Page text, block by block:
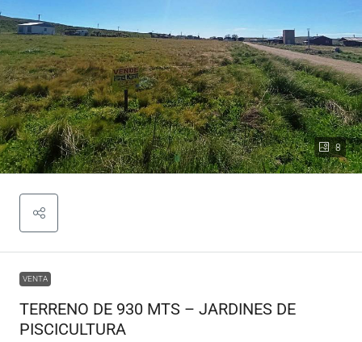
8
VENTA
TERRENO DE 930 MTS – JARDINES DE
PISCICULTURA